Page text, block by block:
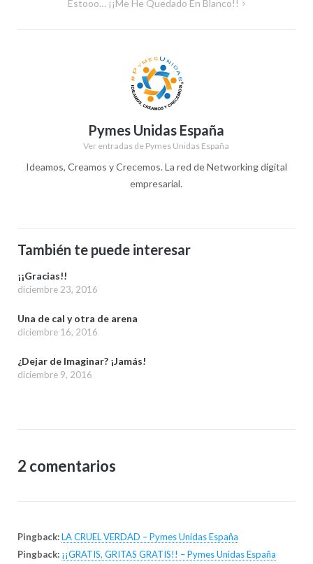
entradasEstooo… ¡¡Me He Quedado En Blanco!!
Pymes Unidas España
Ver entradas de Pymes Unidas España
Ideamos, Creamos y Crecemos. La red de Networking digital
empresarial.
También te puede interesar
¡¡Gracias!!
diciembre 23, 2016
Una de cal y otra de arena
diciembre 16, 2016
¿Dejar de Imaginar? ¡Jamás!
diciembre 9, 2016
2 comentarios
Pingback:LA CRUEL VERDAD – Pymes Unidas España
Pingback: ¡¡GRATIS, GRITAS GRATIS!! – Pymes Unidas España